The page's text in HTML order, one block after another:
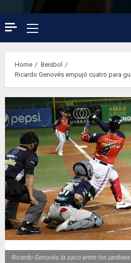
Primary
Menu
Home
Beisbol
Ricardo Genovés empujó cuatro para
Ricardo Genovés la sacó entre los